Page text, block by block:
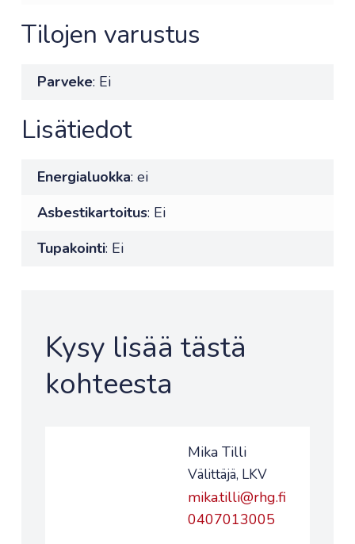
Tilojen varustus
Parveke: Ei
Lisätiedot
Energialuokka: ei
Asbestikartoitus: Ei
Tupakointi: Ei
Kysy lisää tästä
kohteesta
Mika Tilli
Välittäjä, LKV
mika.tilli@rhg.fi
0407013005